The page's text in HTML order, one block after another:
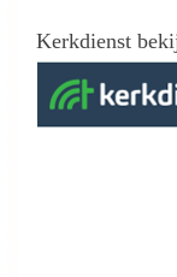
Kerkdienst